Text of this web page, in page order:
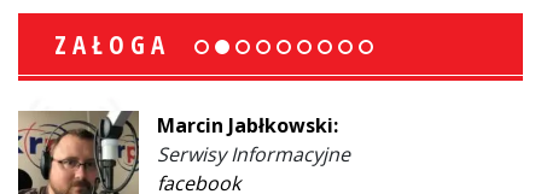
ZAŁOGA
Marcin Jabłkowski:
Serwisy Informacyjne
facebook